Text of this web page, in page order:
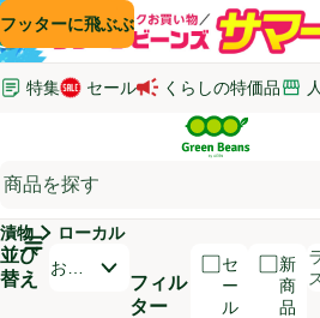
コンテンツに飛ぶ
検索に飛ぶ
フッターに飛ぶ
特集 セール くらしの特価品
はじめてのお買い物ガイド
(新しいウィンドウで開く) (新しいウィ
サポート・ヘルプ・お問い合わせ
(新しいウィンドウで開く)
Green Beans
メインメニュ―ボタン
漬物 ローカル
並び
替え
開いて並び替えオプションのリストを
おす
フィル
ター
セ
ー
ル
新
商
品